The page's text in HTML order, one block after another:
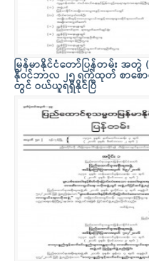
မြန်မာနိုင်ငံတော်ပြန်တမ်း အတွဲ
နိုဝင်ဘာလ ၂၅ ရက်ထုတ် စာစော
တွင် ဝယ်ယူရရှိနိုင်ပြီ